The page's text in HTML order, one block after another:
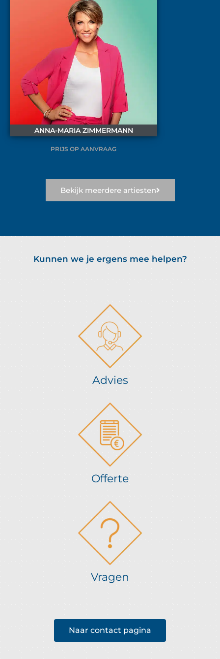
ANNA-MARIA ZIMMERMANN
PRIJS OP AANVRAAG
Bekijk meerdere artiesten
Kunnen we je ergens mee helpen?
Advies
Offerte
Vragen
Naar contact pagina